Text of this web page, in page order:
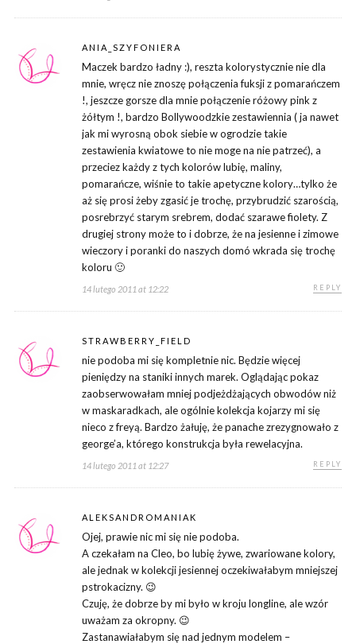
ANIA_SZYFONIERA
Maczek bardzo ładny :), reszta kolorystycznie nie dla
mnie, wręcz nie znoszę połączenia fuksji z pomarańczem
!, jeszcze gorsze dla mnie połączenie różowy pink z
żółtym !, bardzo Bollywoodzkie zestawiennia ( ja nawet
jak mi wyrosną obok siebie w ogrodzie takie
zestawienia kwiatowe to nie moge na nie patrzeć), a
przeciez każdy z tych kolorów lubię, maliny,
pomarańcze, wiśnie to takie apetyczne kolory…tylko że
aż się prosi żeby zgasić je trochę, przybrudzić szarością,
posrebrzyć starym srebrem, dodać szarawe fiolety. Z
drugiej strony może to i dobrze, że na jesienne i zimowe
wieczory i poranki do naszych domó wkrada się trochę
koloru 🙂
14 lutego 2011 at 12:22 REPLY
STRAWBERRY_FIELD
nie podoba mi się kompletnie nic. Będzie więcej
pieniędzy na staniki innych marek. Oglądając pokaz
zaobserwowałam mniej podjeżdżających obwodów niż
w maskaradkach, ale ogólnie kolekcja kojarzy mi się
nieco z freyą. Bardzo żałuję, że panache zrezygnowało z
george’a, którego konstrukcja była rewelacyjna.
14 lutego 2011 at 12:27 REPLY
ALEKSANDROMANIAK
Ojej, prawie nic mi się nie podoba.
A czekałam na Cleo, bo lubię żywe, zwariowane kolory,
ale jednak w kolekcji jesiennej oczekiwałabym mniejszej
pstrokacizny. 😉
Czuję, że dobrze by mi było w kroju longline, ale wzór
uważam za okropny. 😉
Zastanawiałabym się nad jednym modelem –